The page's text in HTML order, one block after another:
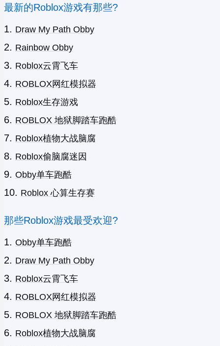
最新的Roblox游戏有那些?
Draw My Path Obby
Rainbow Obby
Roblox云霄飞车
ROBLOX网红模拟器
Roblox生存游戏
ROBLOX 地狱脚踏车跑酷
Roblox植物大战脑腐
Roblox偷脑腐迷因
Obby单车跑酷
Roblox 心算生存赛
那些Roblox游戏最受欢迎?
Obby单车跑酷
Draw My Path Obby
Roblox云霄飞车
ROBLOX网红模拟器
ROBLOX 地狱脚踏车跑酷
Roblox植物大战脑腐